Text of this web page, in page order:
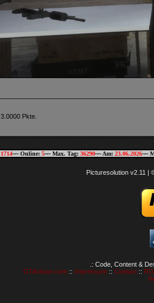
3.0000 Pkte.
1714~~ Online: 5~~ Max. Tag: 36290~~ Am: 23.06.2026~~
Picturesolution v2.11 |
.: Code, Content &
GTAvision.com:: Impressum:: Contact::